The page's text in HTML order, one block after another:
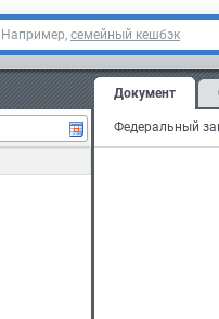
Например, семейный кешбэк
Документ